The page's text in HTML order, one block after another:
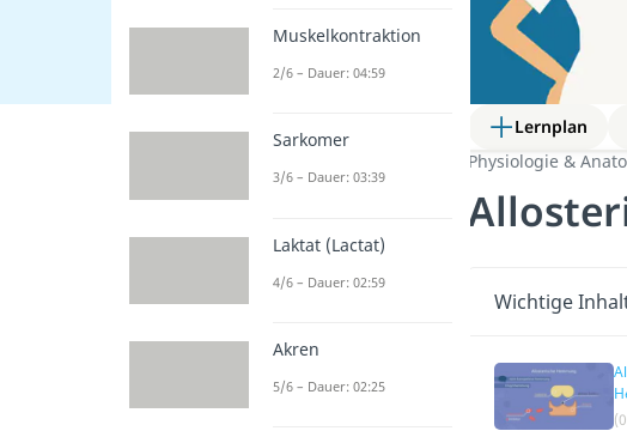
Lernplan
Physiologie &
Wichtige
Muskelkontraktion
2/6 – Dauer: 04:59
Sarkomer
3/6 – Dauer: 03:39
Laktat (Lactat)
4/6 – Dauer: 02:59
Akren
5/6 – Dauer: 02:25